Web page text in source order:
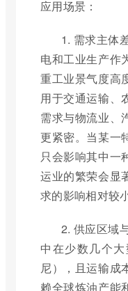
应用场景：
1. 需求主体
电和工业生产作
重工业景气度高
用于交通运输、
需求与物流业、
更紧密。当某一
只会影响其中一
运业的繁荣会显
求的影响相对较小
2. 供应区域
中在少数几个
尼），且运输成
赖全球炼油产能